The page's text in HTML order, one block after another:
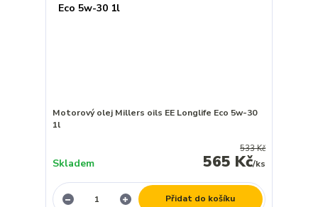
Motorový olej Millers oils EE Longlife Eco 5w-30
1l
533 Kč
565 Kč/ks
Skladem
Přidat do košíku